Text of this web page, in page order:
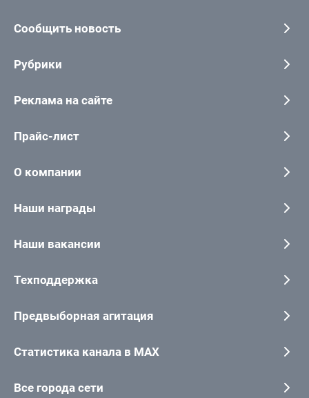
Сообщить новость
Рубрики
Реклама на сайте
Прайс-лист
О компании
Наши награды
Наши вакансии
Техподдержка
Предвыборная агитация
Статистика канала в MAX
Все города сети